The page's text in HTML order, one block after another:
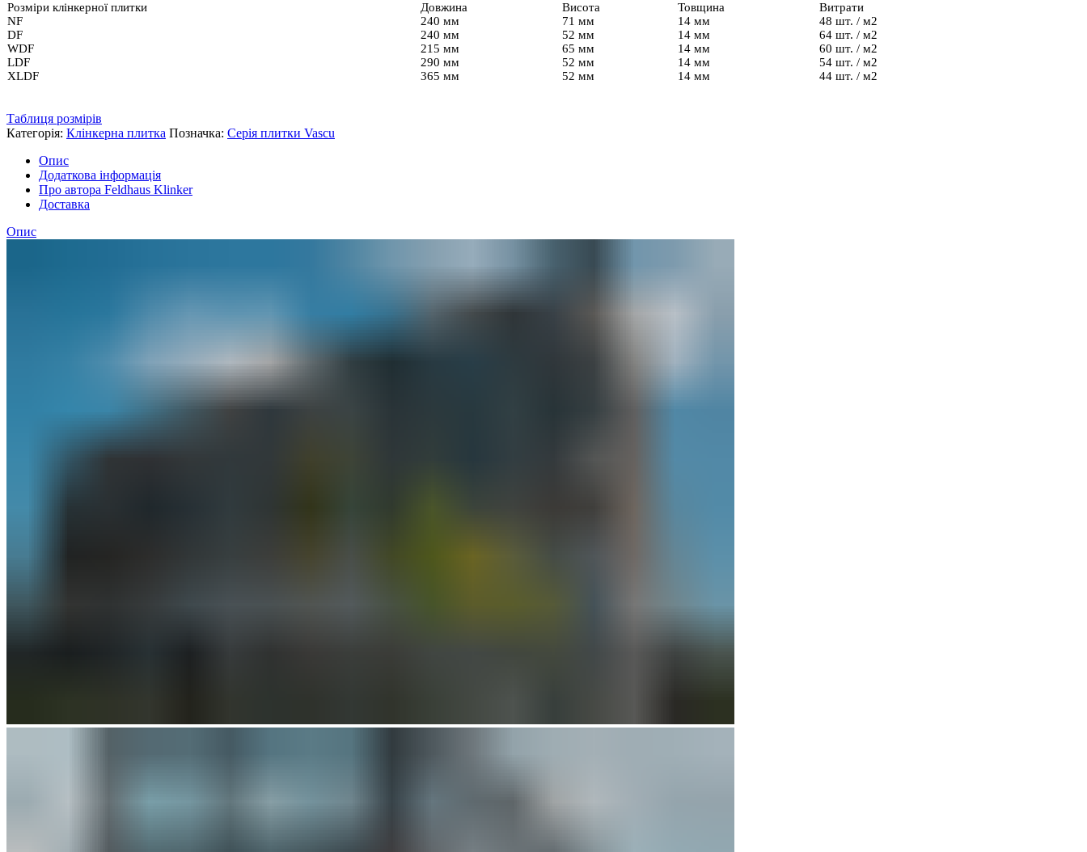
Розміри клінкерної плитки Довжина Висота Товщина
Витрати
NF
240 мм 71 мм 14 мм
48 шт. / м2
DF
240 мм 52 мм 14 мм
64 шт. / м2
WDF
215 мм 65 мм 14 мм
60 шт. / м2
LDF
290 мм 52 мм 14 мм
54 шт. / м2
XLDF
365 мм 52 мм 14 мм 44 шт. / м2
Таблиця розмірів
Категорія: Клінкерна плитка Позначка: Серія плитки Vascu
Опис
Додаткова інформація
Про автора Feldhaus Klinker
Доставка
Опис